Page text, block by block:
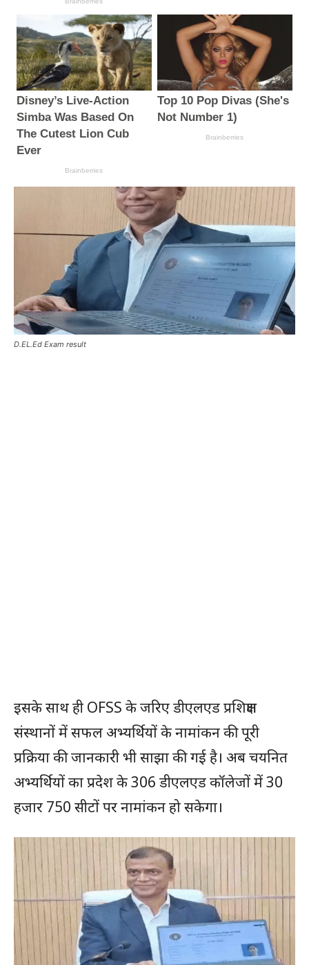
D.EL.Ed Exam result
इसके साथ ही OFSS के जरिए डीएलएड प्रशिक्षण
संस्थानों में सफल अभ्यर्थियों के नामांकन की पूरी
प्रक्रिया की जानकारी भी साझा की गई है। अब चयनित
अभ्यर्थियों का प्रदेश के 306 डीएलएड कॉलेजों में 30
हजार 750 सीटों पर नामांकन हो सकेगा।